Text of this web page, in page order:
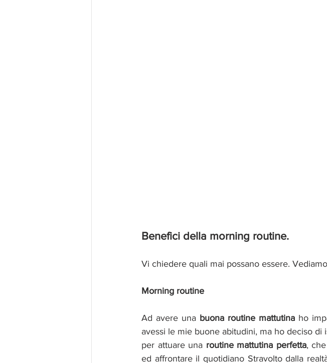
Benefici della morning routine.
Vi chiedere quali mai possano essere.
Morning routine
Ad avere una buona routine mattutina ho
avessi le mie buone abitudini, ma ho deciso
per attuare una routine mattutina perfetta,
ed affrontare il quotidiano Stravolto dalla